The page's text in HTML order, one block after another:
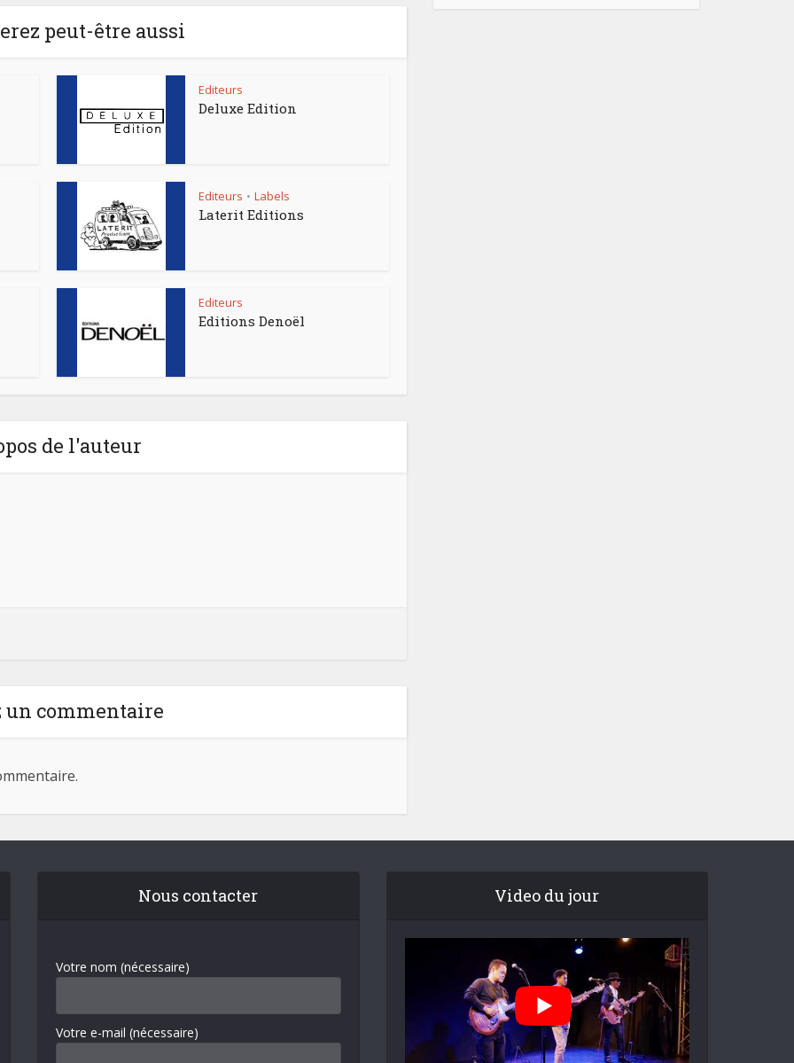
peut-être aussi
Editeurs
Deluxe Edition
Editeurs • Labels
Laterit Editions
Editeurs
Editions Denoël
de l'auteur
un commentaire
Nous contacter
Votre nom (nécessaire)
Votre e-mail (nécessaire)
Video du jour